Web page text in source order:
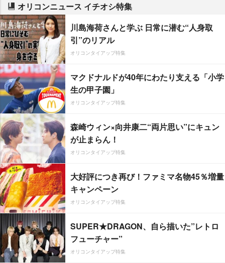
オリコンニュース イチオシ特集
川島海荷さんと学ぶ 日常に潜む“人身取
引”のリアル
オリコンタイアップ特集
マクドナルドが40年にわたり支える「小学
生の甲子園」
オリコンタイアップ特集
森崎ウィン×向井康二“両片思い”にキュン
が止まらん！
オリコンタイアップ特集
大好評につき再び！ファミマ名物45％増量
キャンペーン
オリコンタイアップ特集
SUPER★DRAGON、自ら描いた”レトロ
フューチャー”
オリコンタイアップ特集